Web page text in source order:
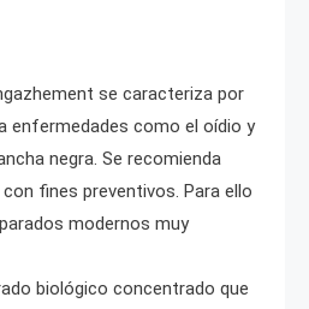
se caracteriza por
enfermedades como el oídio y
negra. Se recomienda
fines preventivos. Para ello
modernos muy
biológico concentrado que